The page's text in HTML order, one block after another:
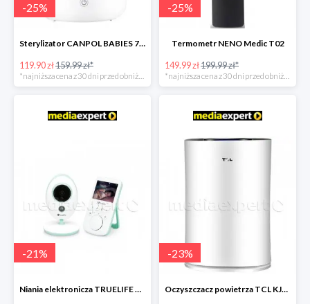
-25%
Sterylizator CANPOL BABIES 77/052
119.90 zł159.99 zł*
*najniższa cena z 30 dni przed obniżką
-25%
Termometr NENO Medic T02
149.99 zł199.99 zł*
*najniższa cena z 30 dni przed obniżką
-21%
Niania elektronicza TRUELIFE NannyCam V24
-23%
Oczyszczacz powietrza TCL KJ300F-S3